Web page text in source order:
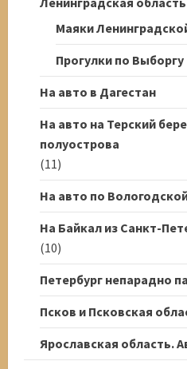
Маяки
Прогулки по Выборгу
На авто в Дагестан
На авто на Терский
полуострова
(11)
На авто по
На Байкал из Санкт-
(10)
Петербург непарадно
Псков и Псковская
Ярославская область.